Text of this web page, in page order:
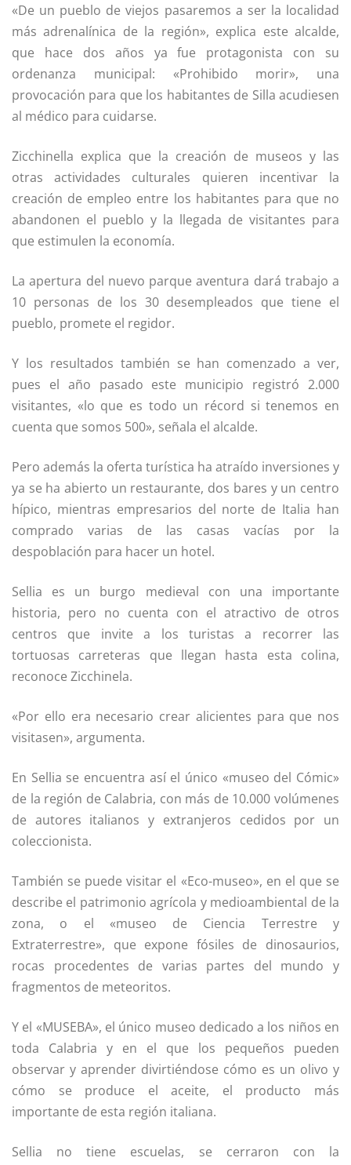
«De un pueblo de viejos pasaremos a ser la localidad
más adrenalínica de la región», explica este alcalde,
que hace dos años ya fue protagonista con su
ordenanza municipal: «Prohibido morir», una
provocación para que los habitantes de Silla acudiesen
al médico para cuidarse.
Zicchinella explica que la creación de museos y las
otras actividades culturales quieren incentivar la
creación de empleo entre los habitantes para que no
abandonen el pueblo y la llegada de visitantes para
que estimulen la economía.
La apertura del nuevo parque aventura dará trabajo a
10 personas de los 30 desempleados que tiene el
pueblo, promete el regidor.
Y los resultados también se han comenzado a ver,
pues el año pasado este municipio registró 2.000
visitantes, «lo que es todo un récord si tenemos en
cuenta que somos 500», señala el alcalde.
Pero además la oferta turística ha atraído inversiones y
ya se ha abierto un restaurante, dos bares y un centro
hípico, mientras empresarios del norte de Italia han
comprado varias de las casas vacías por la
despoblación para hacer un hotel.
Sellia es un burgo medieval con una importante
historia, pero no cuenta con el atractivo de otros
centros que invite a los turistas a recorrer las
tortuosas carreteras que llegan hasta esta colina,
reconoce Zicchinela.
«Por ello era necesario crear alicientes para que nos
visitasen», argumenta.
En Sellia se encuentra así el único «museo del Cómic»
de la región de Calabria, con más de 10.000 volúmenes
de autores italianos y extranjeros cedidos por un
coleccionista.
También se puede visitar el «Eco-museo», en el que se
describe el patrimonio agrícola y medioambiental de la
zona, o el «museo de Ciencia Terrestre y
Extraterrestre», que expone fósiles de dinosaurios,
rocas procedentes de varias partes del mundo y
fragmentos de meteoritos.
Y el «MUSEBA», el único museo dedicado a los niños en
toda Calabria y en el que los pequeños pueden
observar y aprender divirtiéndose cómo es un olivo y
cómo se produce el aceite, el producto más
importante de esta región italiana.
Sellia no tiene escuelas, se cerraron con la